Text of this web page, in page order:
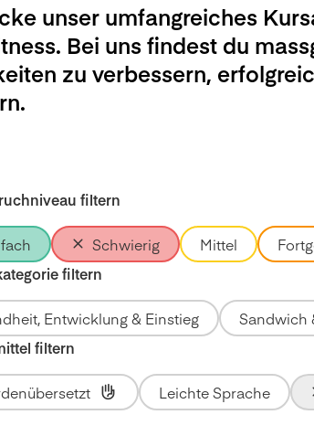
unser umfangreiches
Bei uns findest du
zu verbessern,
filtern
Schwierig Mittel
filtern
Entwicklung & Einstieg Sandwich
filtern
Leichte Sprache